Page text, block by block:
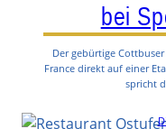
bei
Der gebürtige
France direkt auf einer
spricht